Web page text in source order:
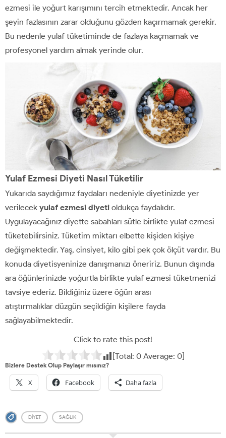
ezmesi ile yoğurt karışımını tercih etmektedir. Ancak her
şeyin fazlasının zarar olduğunu gözden kaçırmamak gerekir.
Bu nedenle yulaf tüketiminde de fazlaya kaçmamak ve
profesyonel yardım almak yerinde olur.
Yulaf Ezmesi Diyeti Nasıl Tüketilir
Yukarıda saydığımız faydaları nedeniyle diyetinizde yer
verilecek yulaf ezmesi diyeti oldukça faydalıdır.
Uygulayacağınız diyette sabahları sütle birlikte yulaf ezmesi
tüketebilirsiniz. Tüketim miktarı elbette kişiden kişiye
değişmektedir. Yaş, cinsiyet, kilo gibi pek çok ölçüt vardır. Bu
konuda diyetisyeninize danışmanızı öneririz. Bunun dışında
ara öğünlerinizde yoğurtla birlikte yulaf ezmesi tüketmenizi
tavsiye ederiz. Bildiğiniz üzere öğün arası
atıştırmalıklar düzgün seçildiğin kişilere fayda
sağlayabilmektedir.
Click to rate this post!
[Total: 0Average: 0]
Bizlere Destek Olup Paylaşır mısınız?
X Facebook Daha fazla
DIYET SAĞLIK